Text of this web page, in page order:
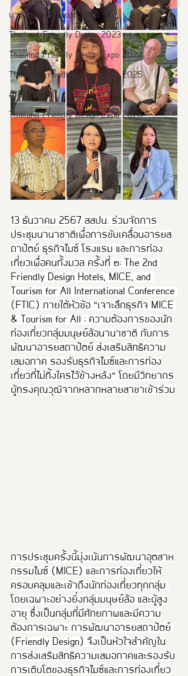
นางงามฑูตอารยสถาปัตย์
Thailand Friendly Design 2023
Thaialnd Friendly Design Expo 2024
Thailand Friendly Design Expo 2025
#หนุมาน
Thailand Friendly Design Expo 2026
13 ธันวาคม 2567 สสปน. ร่วมจัดการ
ประชุมนานาชาติเพื่อการขับเคลื่อนอารยส
ถาปัตย์ ธุรกิจไมซ์ โรงแรม และการท่อง
เที่ยวเพื่อคนทั้งมวล ครั้งที่ ๒: The 2nd
Friendly Design Hotels, MICE, and
Tourism for All International Conference
(FTIC) ภายใต้หัวข้อ “เจาะลึกธุรกิจ MICE
& Tourism for All : ความต้องการของนัก
ท่องเที่ยวกลุ่มมนุษย์ล้อนานาชาติ กับการ
พัฒนาอารยสถาปัตย์ ส่งเสริมสิทธิความ
เสมอภาค รองรับธุรกิจไมซ์และการท่อง
เที่ยวที่ไม่ทิ้งใครไว้ข้างหลัง” โดยมีวิทยากร
ผู้ทรงคุณวุฒิจากหลากหลายสาขาเข้าร่วม
การประชุมครั้งนี้มุ่งเน้นการพัฒนาอุตสาห
กรรมไมซ์ (MICE) และการท่องเที่ยวให้
ครอบคลุมและเข้าถึงนักท่องเที่ยวทุกกลุ่ม
โดยเฉพาะอย่างยิ่งกลุ่มมนุษย์ล้อ และผู้สูง
อายุ ซึ่งเป็นกลุ่มที่มีศักยภาพและมีความ
ต้องการเฉพาะ การพัฒนาอารยสถาปัตย์
(Friendly Design) จึงเป็นหัวใจสำคัญใน
การส่งเสริมสิทธิความเสมอภาคและรองรับ
การเติบโตของธุรกิจไมซ์และการท่องเที่ยว